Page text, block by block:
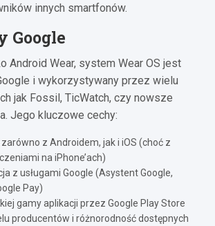
innych smartfonów.
Google
Android Wear, system Wear OS jest
i wykorzystywany przez wielu
jak Fossil, TicWatch, czy nowsze
Jego kluczowe cechy:
z Androidem, jak i iOS (choć z
na iPhone’ach)
z usługami Google (Asystent Google,
Pay)
gamy aplikacji przez Google Play Store
producentów i różnorodność dostępnych